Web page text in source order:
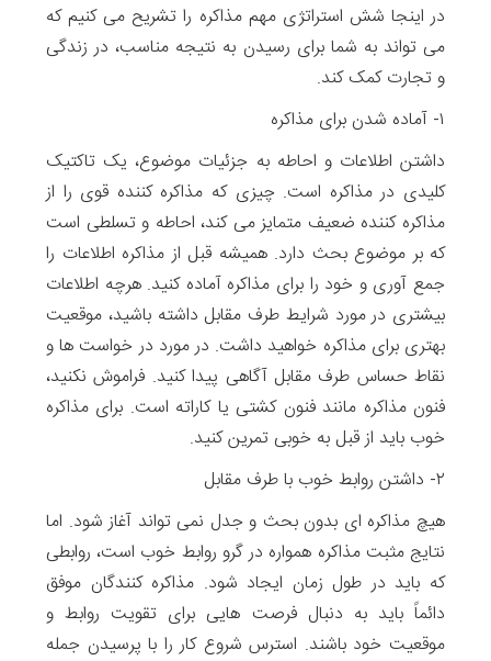
در اینجا شش استراتژی مهم مذاکره را تشریح می کنیم که
می تواند به شما برای رسیدن به نتیجه مناسب، در زندگی
و تجارت کمک کند.
۱- آماده شدن برای مذاکره
داشتن اطلاعات و احاطه به جزئیات موضوع، یک تاکتیک
کلیدی در مذاکره است. چیزی که مذاکره کننده قوی را از
مذاکره کننده ضعیف متمایز می کند، احاطه و تسلطی است
که بر موضوع بحث دارد. همیشه قبل از مذاکره اطلاعات را
جمع آوری و خود را برای مذاکره آماده کنید. هرچه اطلاعات
بیشتری در مورد شرایط طرف مقابل داشته باشید، موقعیت
بهتری برای مذاکره خواهید داشت. در مورد در خواست ها و
نقاط حساس طرف مقابل آگاهی پیدا کنید. فراموش نکنید،
فنون مذاکره مانند فنون کشتی یا کاراته است. برای مذاکره
خوب باید از قبل به خوبی تمرین کنید.
۲- داشتن روابط خوب با طرف مقابل
هیچ مذاکره ای بدون بحث و جدل نمی تواند آغاز شود. اما
نتایج مثبت مذاکره همواره در گرو روابط خوب است، روابطی
که باید در طول زمان ایجاد شود. مذاکره کنندگان موفق
دائماً باید به دنبال فرصت هایی برای تقویت روابط و
موقعیت خود باشند. استرس شروع کار را با پرسیدن جمله